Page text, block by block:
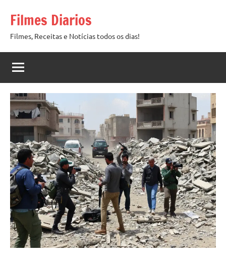
paraFilmes Diarios
Filmes, Receitas e Notícias todos os dias!